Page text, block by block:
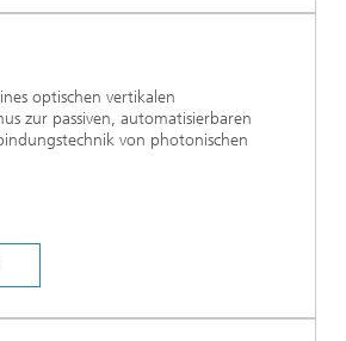
optischen vertikalen
zur passiven, automatisierbaren
von photonischen